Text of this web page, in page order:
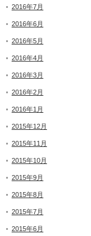
2016年7月
2016年6月
2016年5月
2016年4月
2016年3月
2016年2月
2016年1月
2015年12月
2015年11月
2015年10月
2015年9月
2015年8月
2015年7月
2015年6月